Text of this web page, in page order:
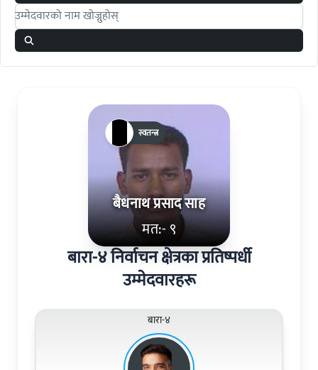
Search candidates
बैधनाथ प्रसाद साह
मत:- ९
स्वतन्त्र
बारा-४ निर्वाचन क्षेत्रका प्रतिष्पर्धी
उम्मेदवारहरू
बारा-४